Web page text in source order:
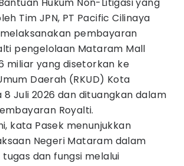
Tim JPN, PT Pacific Cilinaya
pembayaran
pengelolaan Mataram Mall
miliar yang disetorkan ke
Daerah (RKUD) Kota
Juli 2026 dan dituangkan dalam
Royalti.
kata Pasek menunjukkan
Negeri Mataram dalam
dan fungsi melalui